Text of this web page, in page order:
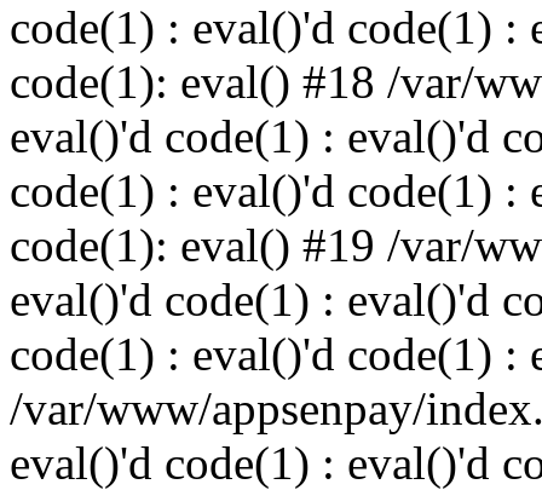
code(1) : eval()'d code(1) :
code(1): eval() #18 /var/
eval()'d code(1) : eval()'d
code(1) : eval()'d code(1) :
code(1): eval() #19 /var/
eval()'d code(1) : eval()'d
code(1) : eval()'d code(1) :
/var/www/appsenpay/
eval()'d code(1) : eval()'d